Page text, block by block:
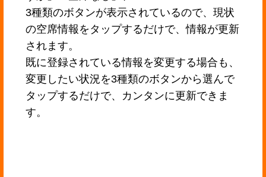
3種類のボタンが表示されているので、現状
の空席情報をタップするだけで、情報が更新
されます。
既に登録されている情報を変更する場合も、
変更したい状況を3種類のボタンから選んで
タップするだけで、カンタンに更新できま
す。